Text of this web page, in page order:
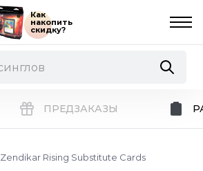
Как
накопить
скидку?
ПРЕДЗАКАЗЫ
Zendikar Rising Substitute Cards